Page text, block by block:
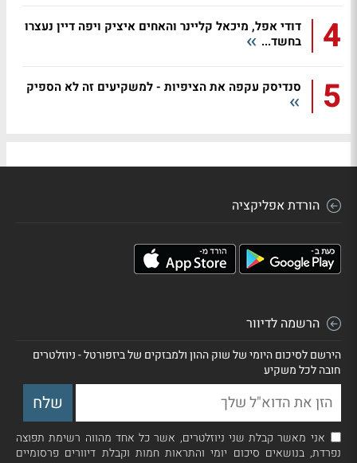
4
דודי אפל, מיכאל קליינר והאחים איציק ויפה דיין נעצרו
בחשד...
5 סנדיסק עקפה את הציפיות - למשקיעים זה לא הספיק
הורדת אפליקציה
הרשמה לדיוור
הירשם לסיכום היומי של שוק ההון ולמבזקים של ביזפורטל - ניוזלטרים
חובה לכל משקיע
אני מאשר קבלת שני ניוזלטרים, אשר כל אחד מהווה רשימת תפוצה
נפרדת, בנושאים סיכום יומי והתראות חמות וקבלת דיוורים פרסומיים